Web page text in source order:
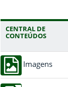
CENTRAL DE
CONTEÚDOS
Imagens